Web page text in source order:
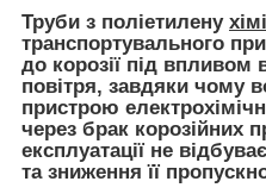
Труби з поліетилену
транспортувального
до корозії під
повітря, завдяки чому
пристрою
через брак корозійних
експлуатації не
та зниження її